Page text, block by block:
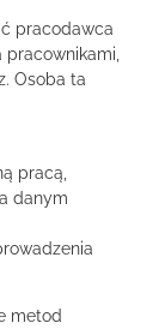
pracodawca
Osoba ta
pracą,
danym
metod